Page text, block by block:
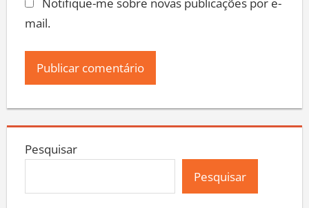
Notifique-me sobre novas publicações por e-
mail.
Pesquisar
Pesquisar